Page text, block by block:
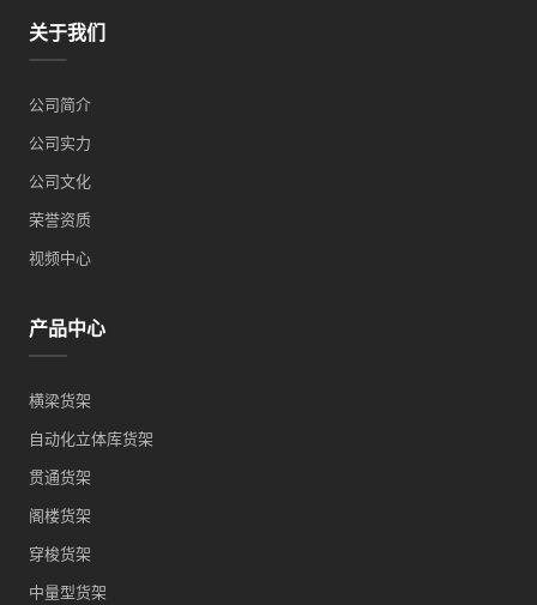
关于我们
公司简介
公司实力
公司文化
荣誉资质
视频中心
产品中心
横梁货架
自动化立体库货架
贯通货架
阁楼货架
穿梭货架
中量型货架